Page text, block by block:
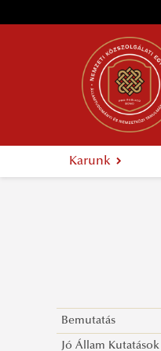
Karunk
Bemutatás
Jó Állam Kutatások